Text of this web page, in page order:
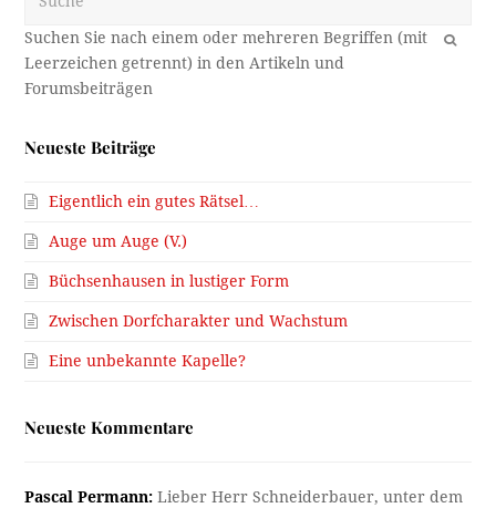
OK
Neueste Beiträge
Eigentlich ein gutes Rätsel…
Auge um Auge (V.)
Büchsenhausen in lustiger Form
Zwischen Dorfcharakter und Wachstum
Eine unbekannte Kapelle?
Neueste Kommentare
Pascal Permann: Lieber Herr Schneiderbauer, unter dem